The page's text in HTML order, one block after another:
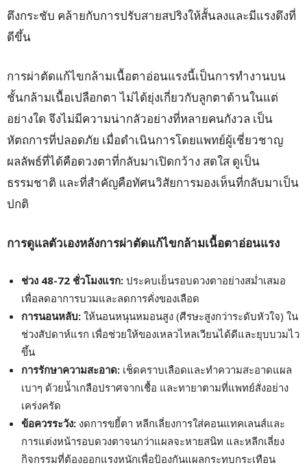
ตึงกระชับ คล้ายกับการปรับสายสปริงให้สั้นลงและมีแรงดึงที่
ดีขึ้น
การผ่าตัดแก้ไขกล้ามเนื้อตาอ่อนแรงนี้เป็นการทำงานบน
ชั้นกล้ามเนื้อเปลือกตา ไม่ได้ยุ่งเกี่ยวกับลูกตาด้านในแต่
อย่างใด จึงไม่มีความน่ากลัวอย่างที่หลายคนกังวล เป็น
หัตถการที่ปลอดภัย เมื่อดำเนินการโดยแพทย์ผู้เชี่ยวชาญ
ผลลัพธ์ที่ได้คือดวงตาที่กลับมาเปิดกว้าง สดใส ดูเป็น
ธรรมชาติ และที่สำคัญคือทัศนวิสัยการมองเห็นที่กลับมาเป็น
ปกติ
การดูแลตัวเองหลังการผ่าตัดแก้ไขกล้ามเนื้อตาอ่อนแรง
ช่วง 48-72 ชั่วโมงแรก: ประคบเย็นรอบดวงตาอย่างสม่ำเสมอ
เพื่อลดอาการบวมและลดการคั่งของเลือด
การนอนหลับ: ให้นอนหนุนหมอนสูง (ศีรษะสูงกว่าระดับหัวใจ) ใน
ช่วงสัปดาห์แรก เพื่อช่วยให้ของเหลวไหลเวียนได้ดีและยุบบวมไว
ขึ้น
การรักษาความสะอาด: เช็ดคราบเลือดและทำความสะอาดแผล
เบาๆ ด้วยน้ำเกลือปราศจากเชื้อ และทายาตามที่แพทย์สั่งอย่าง
เคร่งครัด
ข้อควรระวัง: งดการขยี้ตา หลีกเลี่ยงการใส่คอนแทคเลนส์และ
การแต่งหน้ารอบดวงตาจนกว่าแผลจะหายสนิท และหลีกเลี่ยง
กิจกรรมที่ต้องออกแรงหนักเพื่อป้องกันแผลกระทบกระเทือน